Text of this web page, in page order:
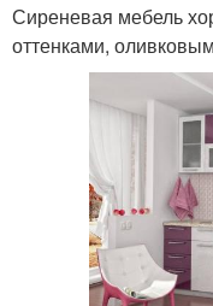
Сиреневая мебель
оттенками,